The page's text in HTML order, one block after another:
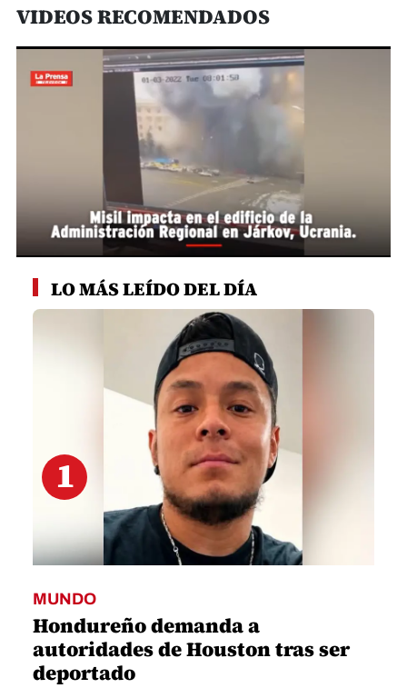
VIDEOS RECOMENDADOS
secondsLO MÁS LEÍDO DEL DÍA
1
MUNDO
Hondureño demanda a
autoridades de Houston tras ser
deportado